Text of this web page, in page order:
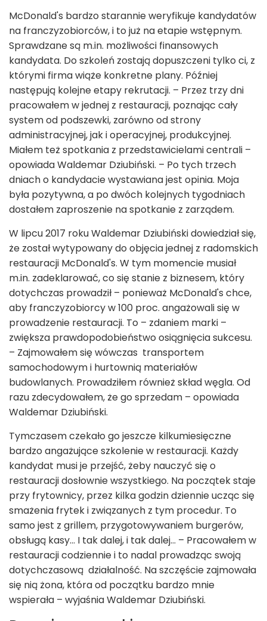
McDonald's bardzo starannie weryfikuje kandydatów
na franczyzobiorców, i to już na etapie wstępnym.
Sprawdzane są m.in. możliwości finansowych
kandydata. Do szkoleń zostają dopuszczeni tylko ci, z
którymi firma wiąże konkretne plany. Później
następują kolejne etapy rekrutacji. – Przez trzy dni
pracowałem w jednej z restauracji, poznając cały
system od podszewki, zarówno od strony
administracyjnej, jak i operacyjnej, produkcyjnej.
Miałem też spotkania z przedstawicielami centrali –
opowiada Waldemar Dziubiński. – Po tych trzech
dniach o kandydacie wystawiana jest opinia. Moja
była pozytywna, a po dwóch kolejnych tygodniach
dostałem zaproszenie na spotkanie z zarządem.
W lipcu 2017 roku Waldemar Dziubiński dowiedział się,
że został wytypowany do objęcia jednej z radomskich
restauracji McDonald's. W tym momencie musiał
m.in. zadeklarować, co się stanie z biznesem, który
dotychczas prowadził – ponieważ McDonald's chce,
aby franczyzobiorcy w 100 proc. angażowali się w
prowadzenie restauracji. To – zdaniem marki –
zwiększa prawdopodobieństwo osiągnięcia sukcesu.
– Zajmowałem się wówczas transportem
samochodowym i hurtownią materiałów
budowlanych. Prowadziłem również skład węgla. Od
razu zdecydowałem, że go sprzedam – opowiada
Waldemar Dziubiński.
Tymczasem czekało go jeszcze kilkumiesięczne
bardzo angażujące szkolenie w restauracji. Każdy
kandydat musi je przejść, żeby nauczyć się o
restauracji dosłownie wszystkiego. Na początek staje
przy frytownicy, przez kilka godzin dziennie ucząc się
smażenia frytek i związanych z tym procedur. To
samo jest z grillem, przygotowywaniem burgerów,
obsługą kasy... I tak dalej, i tak dalej... – Pracowałem w
restauracji codziennie i to nadal prowadząc swoją
dotychczasową działalność. Na szczęście zajmowała
się nią żona, która od początku bardzo mnie
wspierała – wyjaśnia Waldemar Dziubiński.